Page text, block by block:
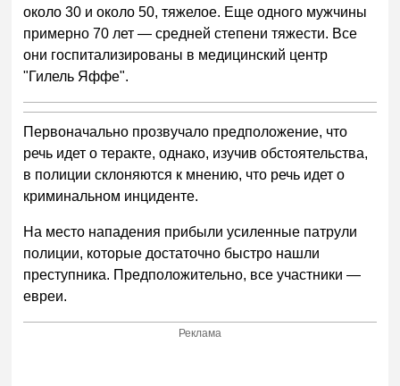
около 30 и около 50, тяжелое. Еще одного мужчины
примерно 70 лет — средней степени тяжести. Все
они госпитализированы в медицинский центр
"Гилель Яффе".
Первоначально прозвучало предположение, что
речь идет о теракте, однако, изучив обстоятельства,
в полиции склоняются к мнению, что речь идет о
криминальном инциденте.
На место нападения прибыли усиленные патрули
полиции, которые достаточно быстро нашли
преступника. Предположительно, все участники —
евреи.
Реклама